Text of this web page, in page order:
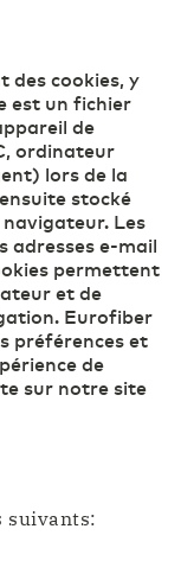
des cookies, y
est un fichier
de
ordinateur
lors de la
stocké
Les
adresses e-mail
permettent
et de
Eurofiber
préférences et
de
sur notre site
suivants: